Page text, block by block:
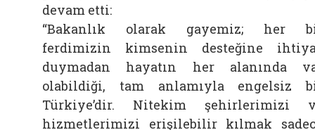
devam etti:
“Bakanlık olarak gayemiz; her
ferdimizin kimsenin desteğine
duymadan hayatın her alanında
olabildiği, tam anlamıyla engelsiz
Türkiye’dir. Nitekim şehirlerimizi
hizmetlerimizi erişilebilir kılmak